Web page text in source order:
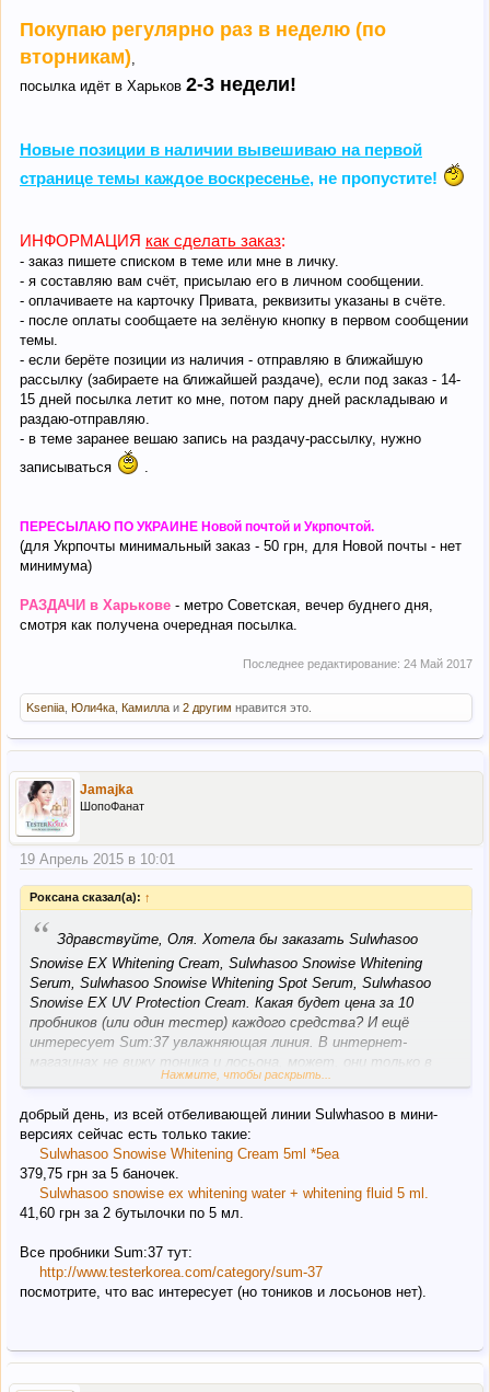
Покупаю регулярно раз в неделю (по
вторникам)
посылка идёт в Харьков 2-3 недели!
Новые позиции в наличии вывешиваю на первой
странице темы каждое воскресенье, не пропустите!
ИНФОРМАЦИЯ как сделать заказ:
- заказ пишете списком в теме или мне в личку.
- я составляю вам счёт, присылаю его в личном сообщении.
- оплачиваете на карточку Привата, реквизиты указаны в счёте.
- после оплаты сообщаете на зелёную кнопку в первом сообщении
темы.
- если берёте позиции из наличия - отправляю в ближайшую
рассылку (забираете на ближайшей раздаче), если под заказ - 14-
15 дней посылка летит ко мне, потом пару дней раскладываю и
раздаю-отправляю.
- в теме заранее вешаю запись на раздачу-рассылку, нужно
записываться
ПЕРЕСЫЛАЮ ПО УКРАИНЕ Новой почтой и Укрпочтой.
(для Укрпочты минимальный заказ - 50 грн, для Новой почты - нет
минимума)
РАЗДАЧИ в Харькове - метро Советская, вечер буднего дня,
смотря как получена очередная посылка.
Последнее редактирование: 24 Май 2017
Kseniia Юли4ка Камилла и 2 другим нравится это.
Jamajka
ШопоФанат
19 Апрель 2015 в 10:01
Роксана сказал(а): ↑
“ Здравствуйте, Оля. Хотела бы заказать Sulwhasoo
Snowise EX Whitening Cream, Sulwhasoo Snowise Whitening
Serum, Sulwhasoo Snowise Whitening Spot Serum, Sulwhasoo
Snowise EX UV Protection Cream. Какая будет цена за 10
пробников (или один тестер) каждого средства? И ещё
интересует Sum:37 увлажняющая линия. В интернет-
магазинах не вижу тоника и лосьона, может, они только в
полноценных версиях продаются.
Нажмите, чтобы раскрыть...
добрый день, из всей отбеливающей линии Sulwhasoo в мини-
версиях сейчас есть только такие:
Sulwhasoo Snowise Whitening Cream 5ml *5ea
379,75 грн за 5 баночек.
Sulwhasoo snowise ex whitening water + whitening fluid 5 ml.
41,60 грн за 2 бутылочки по 5 мл.
Все пробники Sum:37 тут:
http://www.testerkorea.com/category/sum-37
посмотрите, что вас интересует (но тоников и лосьонов нет).